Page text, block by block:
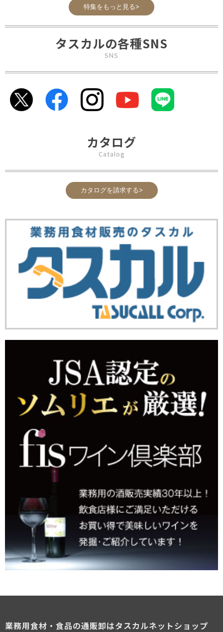
特集をもっと見る>
タスカルの各種SNS
SNS
カタログ
Catalog
カタログを請求する>
業務用食材・食品の通販卸はタスカルネットショップ